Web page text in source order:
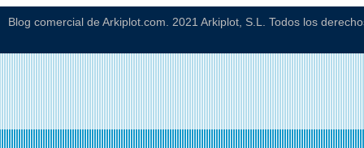
Blog comercial de Arkiplot.com. 2021 Arkiplot, S.L. Todos los